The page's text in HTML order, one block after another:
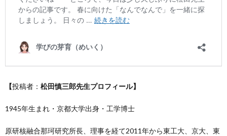
【投稿者： 松田慎三郎先生プロフィール】
1945年生まれ・京都大学出身・工学博士
原研核融合那珂研究所長、理事を経て2011年から東工大、京大、東